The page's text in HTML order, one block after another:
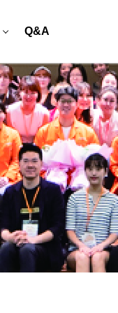
Q&A